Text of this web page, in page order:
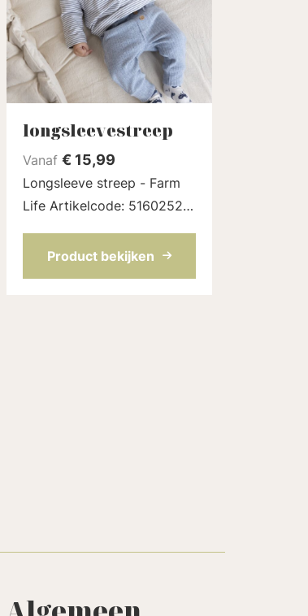
longsleevestreep
Vanaf €15,99
Longsleeve streep - Farm
Life Artikelcode: 51602522
Product bekijken